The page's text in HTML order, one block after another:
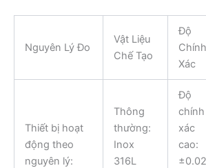
Nguyên Lý Đo
Vật Liệu
Chế Tạo
Độ
Chính
Xác
Thiết bị hoạt
động theo
nguyên lý:
Thông
thường:
Inox
316L
Độ
chính
xác
cao:
±0.02